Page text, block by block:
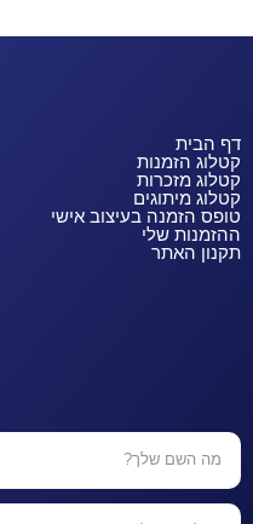
דף הבית
קטלוג הזמנות
קטלוג מזכרות
קטלוג מיתוגים
טופס הזמנה בעיצוב אישי
ההזמנות שלי
תקנון האתר